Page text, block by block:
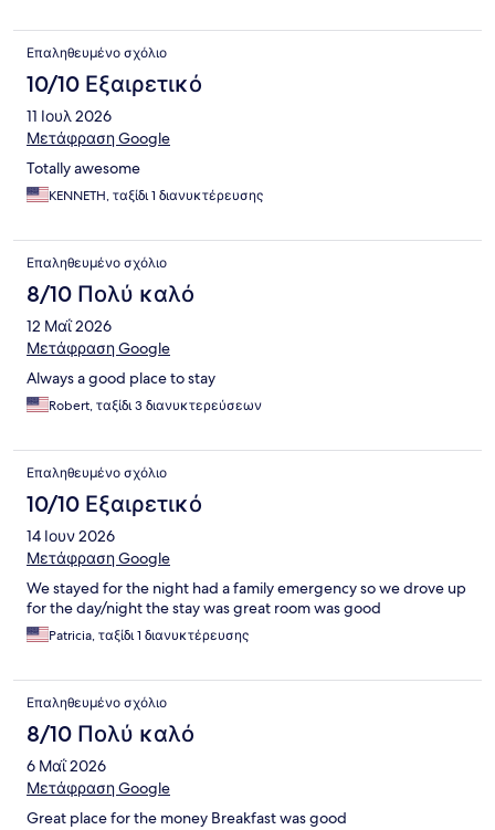
Επαληθευμένο σχόλιο
10/10 Εξαιρετικό
11 Ιουλ 2026
Μετάφραση Google
Totally awesome
KENNETH, ταξίδι 1 διανυκτέρευσης
Επαληθευμένο σχόλιο
8/10 Πολύ καλό
12 Μαΐ 2026
Μετάφραση Google
Always a good place to stay
Robert, ταξίδι 3 διανυκτερεύσεων
Επαληθευμένο σχόλιο
10/10 Εξαιρετικό
14 Ιουν 2026
Μετάφραση Google
We stayed for the night had a family emergency so we drove up
for the day/night the stay was great room was good
Patricia, ταξίδι 1 διανυκτέρευσης
Επαληθευμένο σχόλιο
8/10 Πολύ καλό
6 Μαΐ 2026
Μετάφραση Google
Great place for the money Breakfast was good